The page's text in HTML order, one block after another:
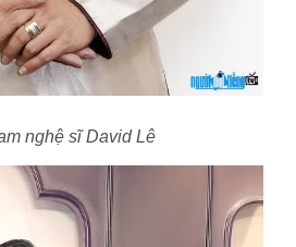
nghệ sĩ David Lê